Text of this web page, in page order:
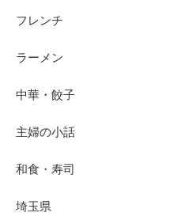
フレンチ
ラーメン
中華・餃子
主婦の小話
和食・寿司
埼玉県